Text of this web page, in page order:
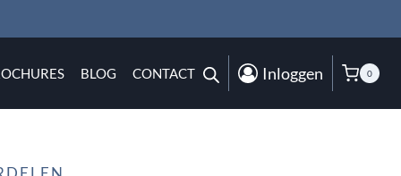
BLOG CONTACT Inloggen 0